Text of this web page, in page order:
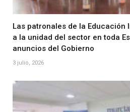
Las patronales de la Educación
a la unidad del sector en toda
anuncios del Gobierno
3 julio, 2026